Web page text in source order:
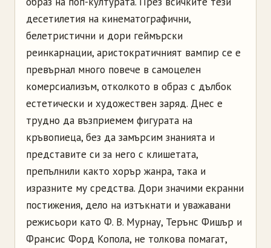
десетилетия на кинематографични,
белетристични и дори геймърски
реинкарнации, аристократичният вампир се е
превърнал много повече в самоцелен
комерсиализъм, отколкото в образ с дълбок
естетически и художествен заряд. Днес е
трудно да възприемем фигурата на
кръвопиеца, без да замърсим знанията и
представите си за него с клишетата,
препълнили както хорър жанра, така и
изразните му средства. Дори значими екранни
постижения, дело на изтъкнати и уважавани
режисьори като Ф. В. Мурнау, Терънс Фишър и
Франсис Форд Копола, не толкова помагат,